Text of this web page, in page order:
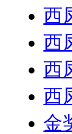
西
西
西
西
金